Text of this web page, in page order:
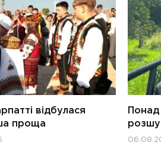
відбулася
проща
Понад